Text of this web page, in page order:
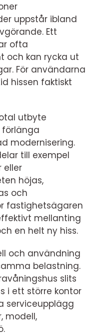
uppstår ibland
Ett
ofta
och kan rycka ut
För användarna
hissen faktiskt
utbyte
modernisering.
till exempel
eller
höjas,
och
fastighetsägaren
mellanting
en helt ny hiss.
och användning
belastning.
slits
i ett större kontor
serviceupplägg
modell,